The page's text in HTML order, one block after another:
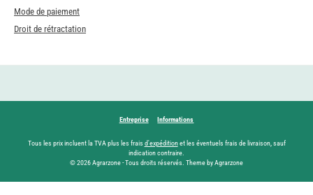
Mode de paiement
Droit de rétractation
Entreprise Informations
Tous les prix incluent la TVA plus les frais d'expéditionet les éventuels frais de livraison, sauf
indication contraire.
© 2026 Agrarzone - Tous droits réservés. Theme by Agrarzone